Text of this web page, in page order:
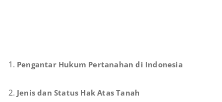
Pengantar Hukum Pertanahan di Indonesia
Jenis dan Status Hak Atas Tanah